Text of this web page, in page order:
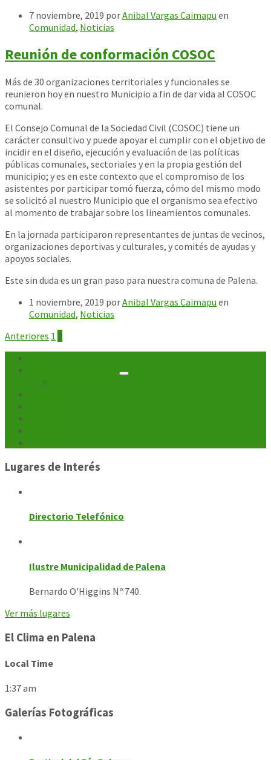
7 noviembre, 2019 porAnibal Vargas Caimapu en
Comunidad, Noticias
Reunión de conformación COSOC
Más de 30 organizaciones territoriales y funcionales se
reunieron hoy en nuestro Municipio a fin de dar vida al COSOC
comunal.
El Consejo Comunal de la Sociedad Civil (COSOC) tiene un
carácter consultivo y puede apoyar el cumplir con el objetivo de
incidir en el diseño, ejecución y evaluación de las políticas
públicas comunales, sectoriales y en la propia gestión del
municipio; y es en este contexto que el compromiso de los
asistentes por participar tomó fuerza, cómo del mismo modo
se solicitó al nuestro Municipio que el organismo sea efectivo
al momento de trabajar sobre los lineamientos comunales.
En la jornada participaron representantes de juntas de vecinos,
organizaciones deportivas y culturales, y comités de ayudas y
apoyos sociales.
Este sin duda es un gran paso para nuestra comuna de Palena.
1 noviembre, 2019 porAnibal Vargas Caimapu en
Comunidad, Noticias
Paginación
de
entradas
Anteriores 1 2
Lugares de Interés
Directorio Telefónico
Ilustre Municipalidad de Palena
Bernardo O'Higgins Nº 740.
Ver más lugares
El Clima en Palena
Local Time
1:37 am
Galerías Fotográficas